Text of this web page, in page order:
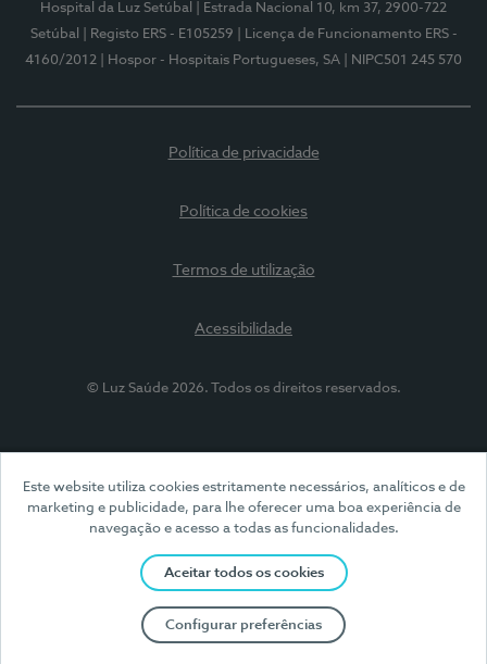
Este website utiliza cookies estritamente necessários, analíticos e de
marketing e publicidade, para lhe oferecer uma boa experiência de
navegação e acesso a todas as funcionalidades.
Aceitar todos os cookies
Configurar preferências
Hospital da Luz Setúbal
| Estrada Nacional 10, km 37, 2900-722
Setúbal
| Registo ERS - E105259
| Licença de Funcionamento ERS -
4160/2012
| Hospor - Hospitais Portugueses, SA | NIPC501 245 570
Política de privacidade
Política de cookies
Termos de utilização
Acessibilidade
© Luz Saúde 2026. Todos os direitos reservados.